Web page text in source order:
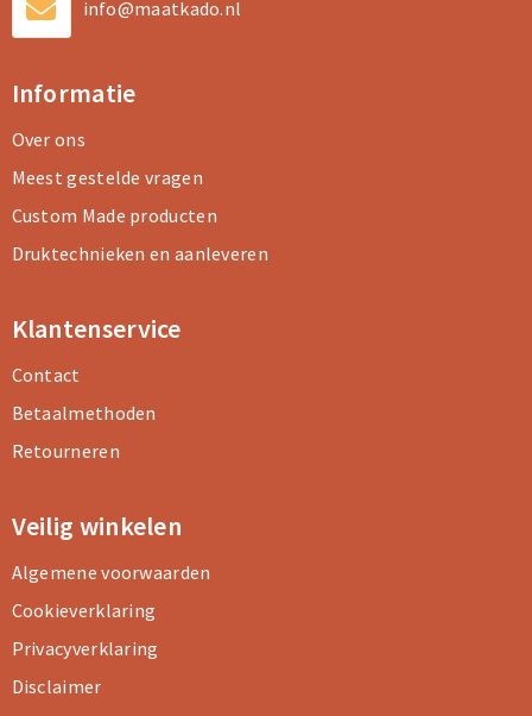
info@maatkado.nl
Informatie
Over ons
Meest gestelde vragen
Custom Made producten
Druktechnieken en aanleveren
Klantenservice
Contact
Betaalmethoden
Retourneren
Veilig winkelen
Algemene voorwaarden
Cookieverklaring
Privacyverklaring
Disclaimer